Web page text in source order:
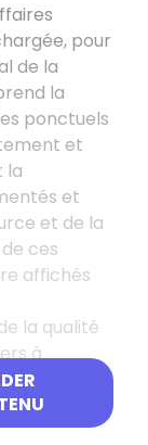
pour
de la
la
ponctuels
et
la
et
et de la
ces
affichés
la qualité
à